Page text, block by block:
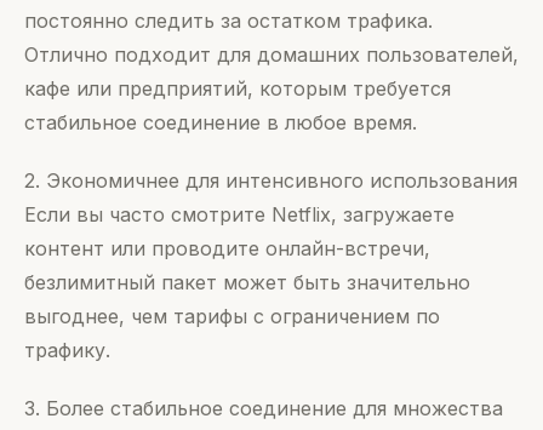
постоянно следить за остатком трафика.
Отлично подходит для домашних пользователей,
кафе или предприятий, которым требуется
стабильное соединение в любое время.
2. Экономичнее для интенсивного использования
Если вы часто смотрите Netflix, загружаете
контент или проводите онлайн-встречи,
безлимитный пакет может быть значительно
выгоднее, чем тарифы с ограничением по
трафику.
3. Более стабильное соединение для множества